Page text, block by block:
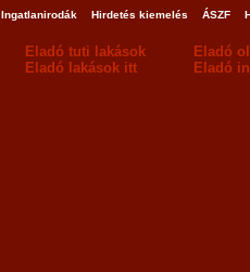
Ingatlanirodák Hirdetés kiemelés ÁSZF
Eladó tuti lakások
Eladó
Eladó lakások itt Eladó